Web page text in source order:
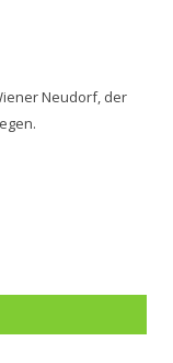
Neudorf, der